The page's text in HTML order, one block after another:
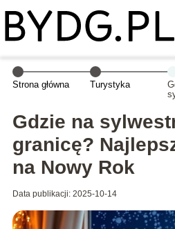
Strona główna Turystyka
Gdzie na
granicę?
na Nowy Rok
Data publikacji: 2025-10-14